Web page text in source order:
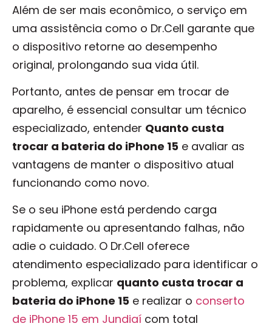
Além de ser mais econômico, o serviço em
uma assistência como o Dr.Cell garante que
o dispositivo retorne ao desempenho
original, prolongando sua vida útil.
Portanto, antes de pensar em trocar de
aparelho, é essencial consultar um técnico
especializado, entender Quanto custa
trocar a bateria do iPhone 15 e avaliar as
vantagens de manter o dispositivo atual
funcionando como novo.
Se o seu iPhone está perdendo carga
rapidamente ou apresentando falhas, não
adie o cuidado. O Dr.Cell oferece
atendimento especializado para identificar o
problema, explicar quanto custa trocar a
bateria do iPhone 15 e realizar o conserto
de iPhone 15 em Jundiaí com total